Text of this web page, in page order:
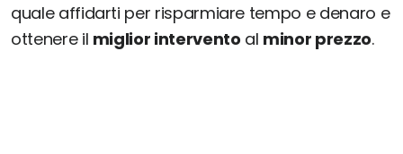
quale affidarti per risparmiare tempo e denaro e
ottenere il miglior intervento al minor prezzo.